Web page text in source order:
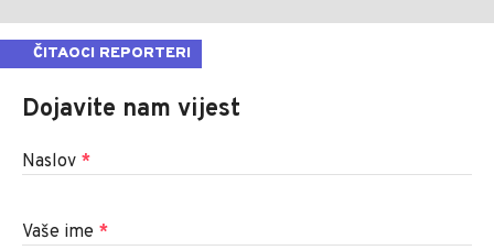
ČITAOCI REPORTERI
Dojavite nam vijest
Naslov *
Vaše ime *